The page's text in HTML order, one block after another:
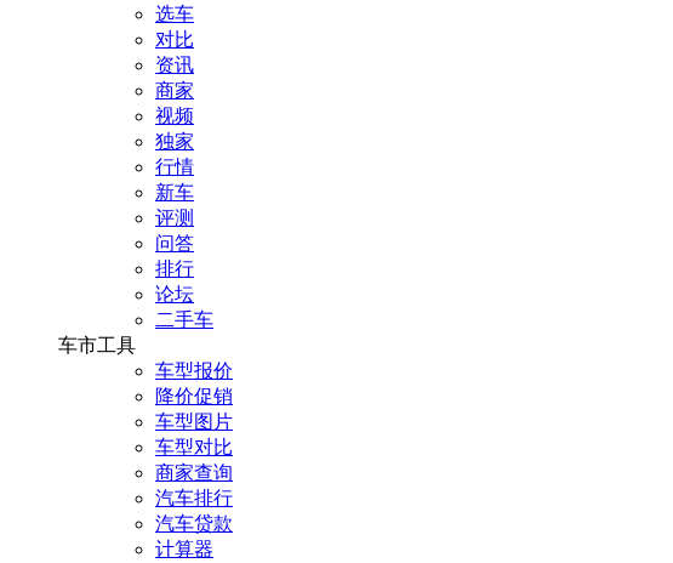
选车
对比
资讯
商家
视频
独家
行情
新车
评测
问答
排行
论坛
二手车
车市工具
车型报价
降价促销
车型图片
车型对比
商家查询
汽车排行
汽车贷款
计算器